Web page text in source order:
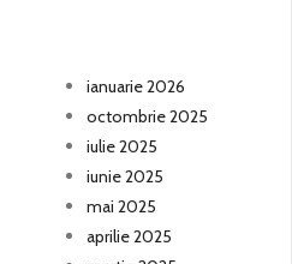
ianuarie 2026
octombrie 2025
iulie 2025
iunie 2025
mai 2025
aprilie 2025